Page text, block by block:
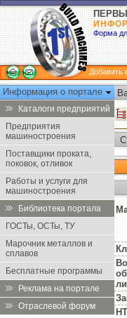
Форма
Добавить
Информация о портале
Каталоги предприятий
Предприятия
машиностроения
Поставщики проката,
поковок, отливок
Работы и услуги для
машиностроения
Библиотека портала
ГОСТы, ОСТы, ТУ
Марочник металлов и
сплавов
Бесплатные программы
Реклама на портале
Отраслевой форум